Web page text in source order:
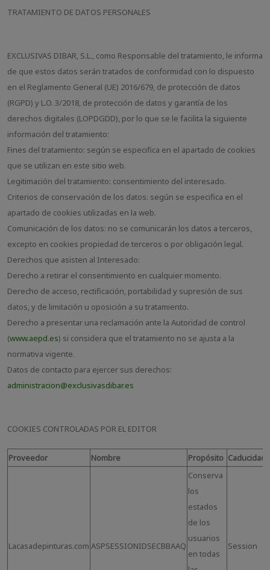
TRATAMIENTO DE DATOS PERSONALES
EXCLUSIVAS DIBAR, S.L., como Responsable del tratamiento, le informa
de que estos datos serán tratados de conformidad con lo dispuesto
en el Reglamento General (UE) 2016/679, de protección de datos
(RGPD) y L.O. 3/2018, de protección de datos y garantía de los
derechos digitales (LOPDGDD), por lo que se le facilita la siguiente
información del tratamiento:
Fines del tratamiento: según se especifica en el apartado de cookies
que se utilizan en este sitio web.
Legitimación del tratamiento: consentimiento del interesado.
Criterios de conservación de los datos: según se especifica en el
apartado de cookies utilizadas en la web.
Comunicación de los datos: no se comunicarán los datos a terceros,
excepto en cookies propiedad de terceros o por obligación legal.
Derechos que asisten al Interesado:
Derecho a retirar el consentimiento en cualquier momento.
Derecho de acceso, rectificación, portabilidad y supresión de sus
datos, y de limitación u oposición a su tratamiento.
Derecho a presentar una reclamación ante la Autoridad de control
(www.aepd.es) si considera que el tratamiento no se ajusta a la
normativa vigente.
Datos de contacto para ejercer sus derechos:
administracion@exclusivasdibar.es
COOKIES CONTROLADAS POR EL EDITOR
Proveedor Nombre Propósito Caducidad
Lacasadepinturas.com ASPSESSIONIDSECBBAAQ
Conserva
los
estados
de los
usuarios
en todas
Session